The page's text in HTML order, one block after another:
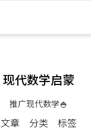
现代数学启蒙
推广现代数学🍚
文章 分类 标签